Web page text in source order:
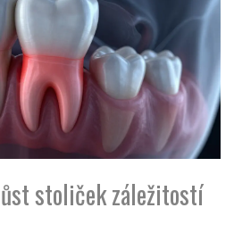
stoliček záležitostí